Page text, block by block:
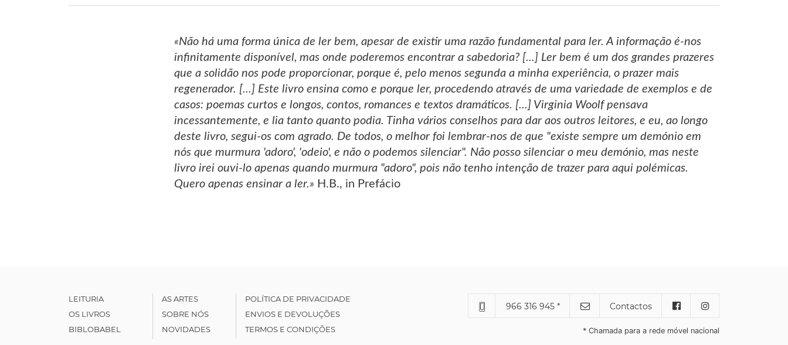
«Não há uma forma única de ler bem, apesar de existir uma razão fundamental para ler. A informação é-nos
infinitamente disponível, mas onde poderemos encontrar a sabedoria? [...] Ler bem é um dos grandes prazeres
que a solidão nos pode proporcionar, porque é, pelo menos segunda a minha experiência, o prazer mais
regenerador. [...] Este livro ensina como e porque ler, procedendo através de uma variedade de exemplos e de
casos: poemas curtos e longos, contos, romances e textos dramáticos. [...] Virginia Woolf pensava
incessantemente, e lia tanto quanto podia. Tinha vários conselhos para dar aos outros leitores, e eu, ao longo
deste livro, segui-os com agrado. De todos, o melhor foi lembrar-nos de que "existe sempre um demónio em
nós que murmura 'adoro', 'odeio', e não o podemos silenciar". Não posso silenciar o meu demónio, mas neste
livro irei ouvi-lo apenas quando murmura "adoro", pois não tenho intenção de trazer para aqui polémicas.
Quero apenas ensinar a ler.» H.B., in Prefácio
LEITURIA
OS LIVROS
BIBLOBABEL
AS ARTES
SOBRE NÓS
NOVIDADES
POLÍTICA DE PRIVACIDADE
ENVIOS E DEVOLUÇÕES
TERMOS E CONDIÇÕES
966 316 945 * Contactos
* Chamada para a rede móvel nacional